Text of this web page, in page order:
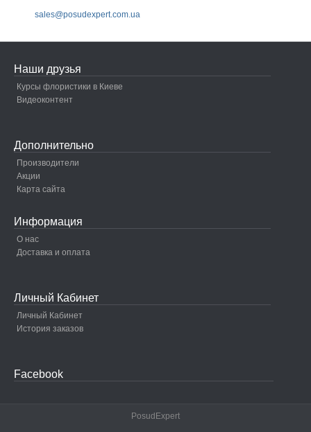
sales@posudexpert.com.ua
Наши друзья
Курсы флористики в Киеве
Видеоконтент
Дополнительно
Производители
Акции
Карта сайта
Информация
О нас
Доставка и оплата
Личный Кабинет
Личный Кабинет
История заказов
Facebook
PosudExpert